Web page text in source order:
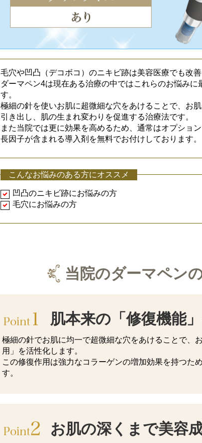
毛穴や凹凸（デコボコ）のニキビ跡は美容医療でも改
ダーマペン4は現在ある治療の中ではこれらのお悩み
す。
極細の針を使いお肌に超微細な穴をあけることで、お
引き出し、肌の生まれ変わりを促進する治療法です。
また当院では更に効果を高めるため、通常はオプショ
長因子が含まれる導入剤を無料でお付けしております。
こんなお悩みのある方にオススメ
凹凸のニキビ跡にお悩みの方
毛穴にお悩みの方
当院のダーマペン
肌本来の「修復機能
極細の針でお肌に均一で超微細な穴をあけることで、
用」を活性化します。
この修復作用は強力なコラーゲンの増加効果を持つた
す。
お肌の深くまで美容